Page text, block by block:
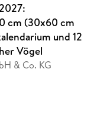
cm (30x60 cm
und 12
Vögel
& Co. KG